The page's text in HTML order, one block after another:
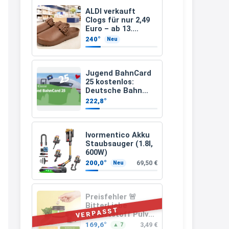
ALDI verkauft
Clogs für nur 2,49
Euro – ab 13.
August gibt es sie
in drei Farben
240° Neu
Jugend BahnCard
25 kostenlos:
Deutsche Bahn
verschenkt
BahnCard an
Kinder und
Jugendliche
222,8°
Ivormentico Akku
Staubsauger (1.8l,
600W)
200,0° Neu 69,50 €
VERPASST
Preisfehler 🚨
BitterLiebe
Ballaststoff Pulver
(Mix aus
169,6° ▲ 7 3,49 €
müsste schon stornieren und
nochmal bestellen, da man
Rabattcodes oder auch
Geschenkgutscheine im
Warenkorb oder an der Kasse
VOR dem Kauf einlösen kann.
17:06
↩
Och siche den Gutschein
fürmeggelebaguetts
Kerstin
Meggle bagett Gutschein code